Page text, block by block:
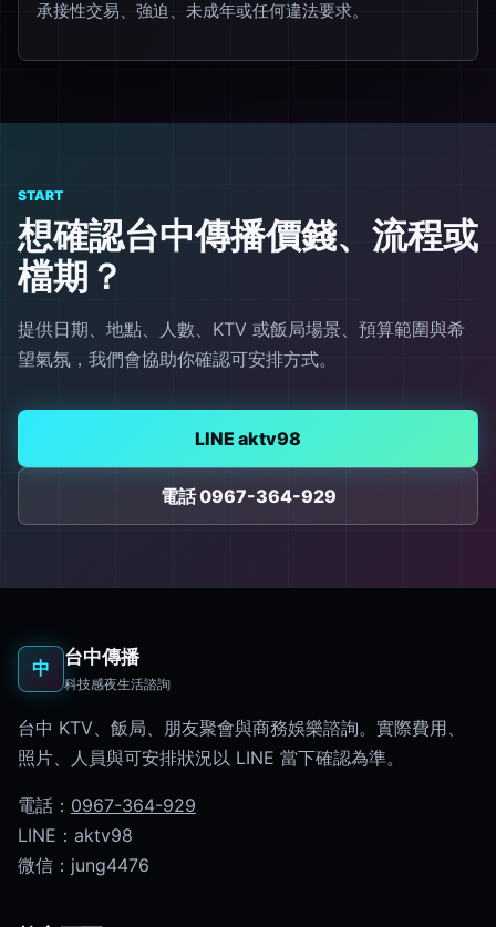
承接性交易、強迫、未成年或任何違法要求。
START
想確認台中傳播價錢、流程或
檔期？
提供日期、地點、人數、KTV 或飯局場景、預算範圍與希
望氣氛，我們會協助你確認可安排方式。
LINE aktv98
電話 0967-364-929
中 台中傳播
科技感夜生活諮詢
台中 KTV、飯局、朋友聚會與商務娛樂諮詢。實際費用、
照片、人員與可安排狀況以 LINE 當下確認為準。
電話： 0967-364-929
LINE：aktv98
微信：jung4476